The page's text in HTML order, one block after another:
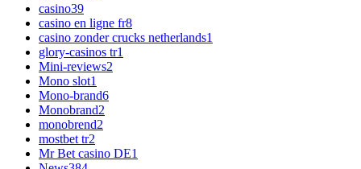
casino39
casino en ligne fr8
casino zonder crucks netherlands1
glory-casinos tr1
Mini-reviews2
Mono slot1
Mono-brand6
Monobrand2
monobrend2
mostbet tr2
Mr Bet casino DE1